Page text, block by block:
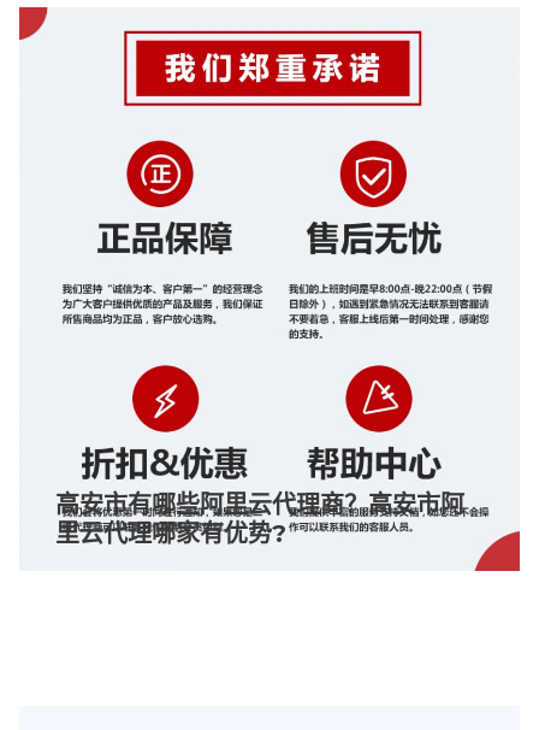
高安市有哪些阿里云代理商？高安市阿
里云代理哪家有优势?